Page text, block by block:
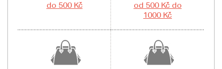
do 500 Kč
od 500 Kč do
1000 Kč